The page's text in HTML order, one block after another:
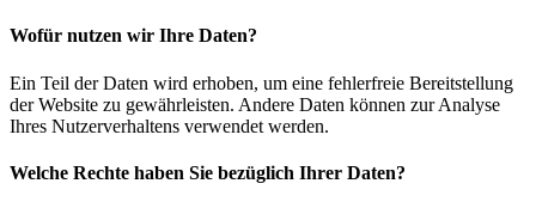
Wofür nutzen wir Ihre Daten?
Ein Teil der Daten wird erhoben, um eine fehlerfreie Bereitstellung
der Website zu gewährleisten. Andere Daten können zur Analyse
Ihres Nutzerverhaltens verwendet werden.
Welche Rechte haben Sie bezüglich Ihrer Daten?